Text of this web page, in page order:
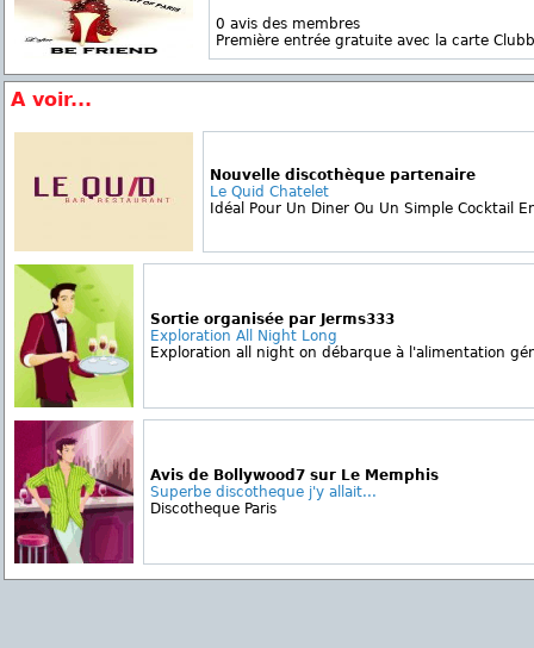
0 avis des membres
Première entrée gratuite avec la carte
A voir...
Nouvelle discothèque partenaire
Le Quid Chatelet
Idéal Pour Un Diner Ou Un Simple Cocktail
Sortie organisée par Jerms333
Exploration All Night Long
Exploration all night on débarque à l'alimentation
Avis de Bollywood7 sur Le Memphis
Superbe discotheque j'y allait...
Discotheque Paris